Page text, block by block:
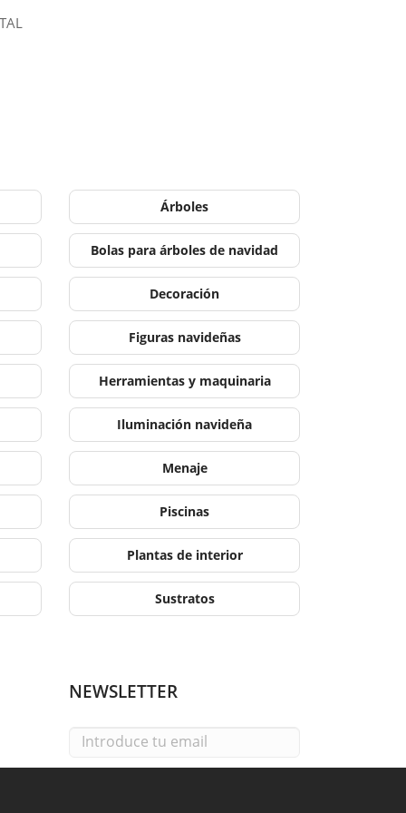
Árboles
Bolas para árboles de navidad
Decoración
Figuras navideñas
Herramientas y maquinaria
Iluminación navideña
Menaje
Piscinas
Plantas de interior
Sustratos
NEWSLETTER
Email